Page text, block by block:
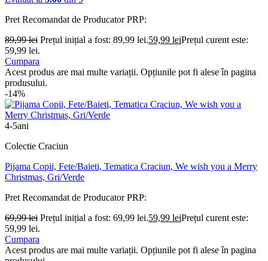
Pret Recomandat de ProducatorPRP:
89,99lei Prețul inițial a fost: 89,99 lei.59,99 leiPrețul curent este:
59,99 lei.
Cumpara
Acest produs are mai multe variații. Opțiunile pot fi alese în pagina
produsului.
-14%
4-5ani
Colectie Craciun
Pijama Copii, Fete/Baieti, Tematica Craciun, We wish you a Merry
Christmas, Gri/Verde
Pret Recomandat de ProducatorPRP:
69,99lei Prețul inițial a fost: 69,99 lei.59,99 leiPrețul curent este:
59,99 lei.
Cumpara
Acest produs are mai multe variații. Opțiunile pot fi alese în pagina